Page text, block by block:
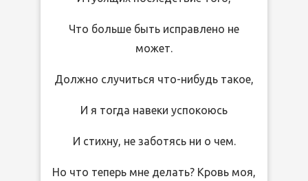
Что больше быть исправлено не
может.
Должно случиться что-нибудь такое,
И я тогда навеки успокоюсь
И стихну, не заботясь ни о чем.
Но что теперь мне делать? Кровь моя,